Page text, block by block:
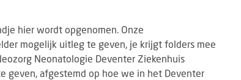
hier wordt opgenomen. Onze
mogelijk uitleg te geven, je krijgt folders mee
Neonatologie Deventer Ziekenhuis
geven, afgestemd op hoe we in het Deventer